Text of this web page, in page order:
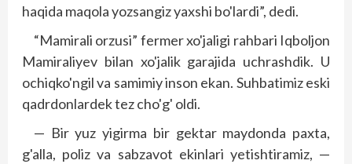
haqida maqola yozsangiz yaxshi bo'lardi”, dedi.
“Mamirali orzusi” fermer xo'jaligi rahbari Iqboljon
Mamiraliyev bilan xo'jalik garajida uchrashdik. U
ochiqko'ngil va samimiy inson ekan. Suhbatimiz eski
qadrdonlardek tez cho'g' oldi.
— Bir yuz yigirma bir gektar maydonda paxta,
g'alla, poliz va sabzavot ekinlari yetishtiramiz, —